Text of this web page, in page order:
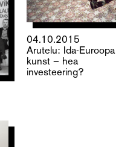
04.10.2015
Arutelu: Ida-Euroopa
kunst – hea
investeering?